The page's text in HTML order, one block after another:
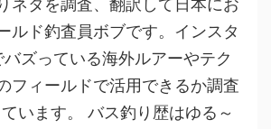
ネタを調査、翻訳して日本にお
ルド釣査員ボブです。インスタ
ズっている海外ルアーやテク
フィールドで活用できるか調査
います。 バス釣り歴はゆる～